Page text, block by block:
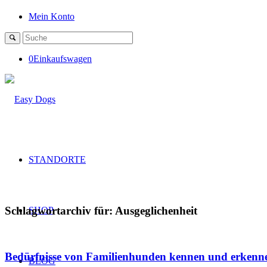
Mein Konto
0Einkaufswagen
STANDORTE
SHOP
BLOG
Schlagwortarchiv für: Ausgeglichenheit
Bedürfnisse von Familienhunden kennen und